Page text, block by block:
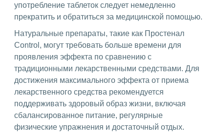
употребление таблеток следует немедленно
прекратить и обратиться за медицинской помощью.
Натуральные препараты, такие как Простенал
Control, могут требовать больше времени для
проявления эффекта по сравнению с
традиционными лекарственными средствами. Для
достижения максимального эффекта от приема
лекарственного средства рекомендуется
поддерживать здоровый образ жизни, включая
сбалансированное питание, регулярные
физические упражнения и достаточный отдых.